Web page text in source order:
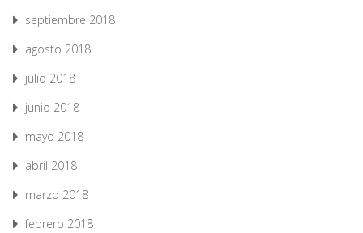
septiembre 2018
agosto 2018
julio 2018
junio 2018
mayo 2018
abril 2018
marzo 2018
febrero 2018